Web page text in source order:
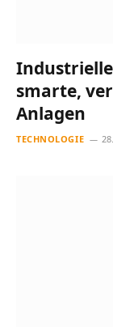
smarte,
Anlagen
TECHNOLOGIE